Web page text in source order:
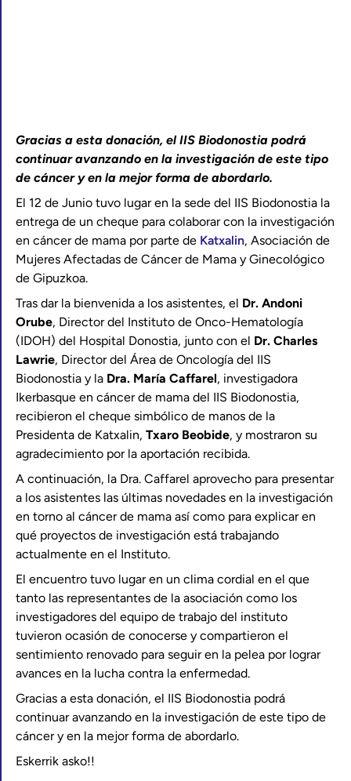
Gracias a esta donación, el IIS Biodonostia podrá
continuar avanzando en la investigación de este tipo
de cáncer y en la mejor forma de abordarlo.
El 12 de Junio tuvo lugar en la sede del IIS Biodonostia la
entrega de un cheque para colaborar con la investigación
en cáncer de mama por parte de Katxalin, Asociación de
Mujeres Afectadas de Cáncer de Mama y Ginecológico
de Gipuzkoa.
Tras dar la bienvenida a los asistentes, el Dr. Andoni
Orube, Director del Instituto de Onco-Hematología
(IDOH) del Hospital Donostia, junto con el Dr. Charles
Lawrie, Director del Área de Oncología del IIS
Biodonostia y la Dra. María Caffarel, investigadora
Ikerbasque en cáncer de mama del IIS Biodonostia,
recibieron el cheque simbólico de manos de la
Presidenta de Katxalin, Txaro Beobide, y mostraron su
agradecimiento por la aportación recibida.
A continuación, la Dra. Caffarel aprovecho para presentar
a los asistentes las últimas novedades en la investigación
en torno al cáncer de mama así como para explicar en
qué proyectos de investigación está trabajando
actualmente en el Instituto.
El encuentro tuvo lugar en un clima cordial en el que
tanto las representantes de la asociación como los
investigadores del equipo de trabajo del instituto
tuvieron ocasión de conocerse y compartieron el
sentimiento renovado para seguir en la pelea por lograr
avances en la lucha contra la enfermedad.
Gracias a esta donación, el IIS Biodonostia podrá
continuar avanzando en la investigación de este tipo de
cáncer y en la mejor forma de abordarlo.
Eskerrik asko!!